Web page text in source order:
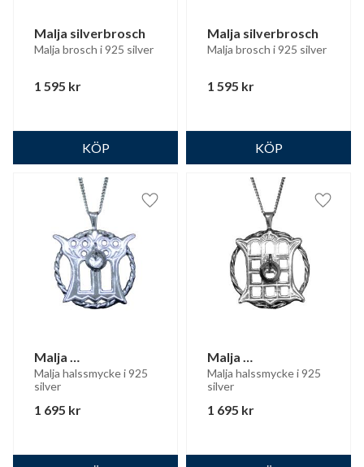
Malja silverbrosch
Malja brosch i 925 silver
1 595 kr
Malja silverbrosch
Malja brosch i 925 silver
1 595 kr
Malja
silverhalssmycke
Malja halssmycke i 925
silver
1 695 kr
Lägg till i favoriter
Malja
silverhalssmycke
Malja halssmycke i 925
silver
1 695 kr
Lägg